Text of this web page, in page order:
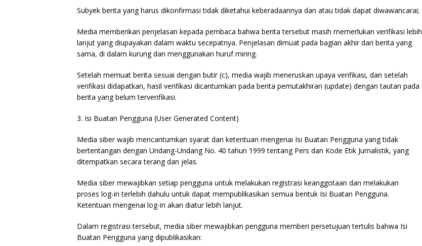
Subyek berita yang harus dikonfirmasi tidak diketahui keberadaannya dan atau tidak dapat diwawancarai;
Media memberikan penjelasan kepada pembaca bahwa berita tersebut masih memerlukan verifikasi lebih
lanjut yang diupayakan dalam waktu secepatnya. Penjelasan dimuat pada bagian akhir dari berita yang
sama, di dalam kurung dan menggunakan huruf miring.
Setelah memuat berita sesuai dengan butir (c), media wajib meneruskan upaya verifikasi, dan setelah
verifikasi didapatkan, hasil verifikasi dicantumkan pada berita pemutakhiran (update) dengan tautan pada
berita yang belum terverifikasi.
3. Isi Buatan Pengguna (User Generated Content)
Media siber wajib mencantumkan syarat dan ketentuan mengenai Isi Buatan Pengguna yang tidak
bertentangan dengan Undang-Undang No. 40 tahun 1999 tentang Pers dan Kode Etik Jurnalistik, yang
ditempatkan secara terang dan jelas.
Media siber mewajibkan setiap pengguna untuk melakukan registrasi keanggotaan dan melakukan
proses log-in terlebih dahulu untuk dapat mempublikasikan semua bentuk Isi Buatan Pengguna.
Ketentuan mengenai log-in akan diatur lebih lanjut.
Dalam registrasi tersebut, media siber mewajibkan pengguna memberi persetujuan tertulis bahwa Isi
Buatan Pengguna yang dipublikasikan: